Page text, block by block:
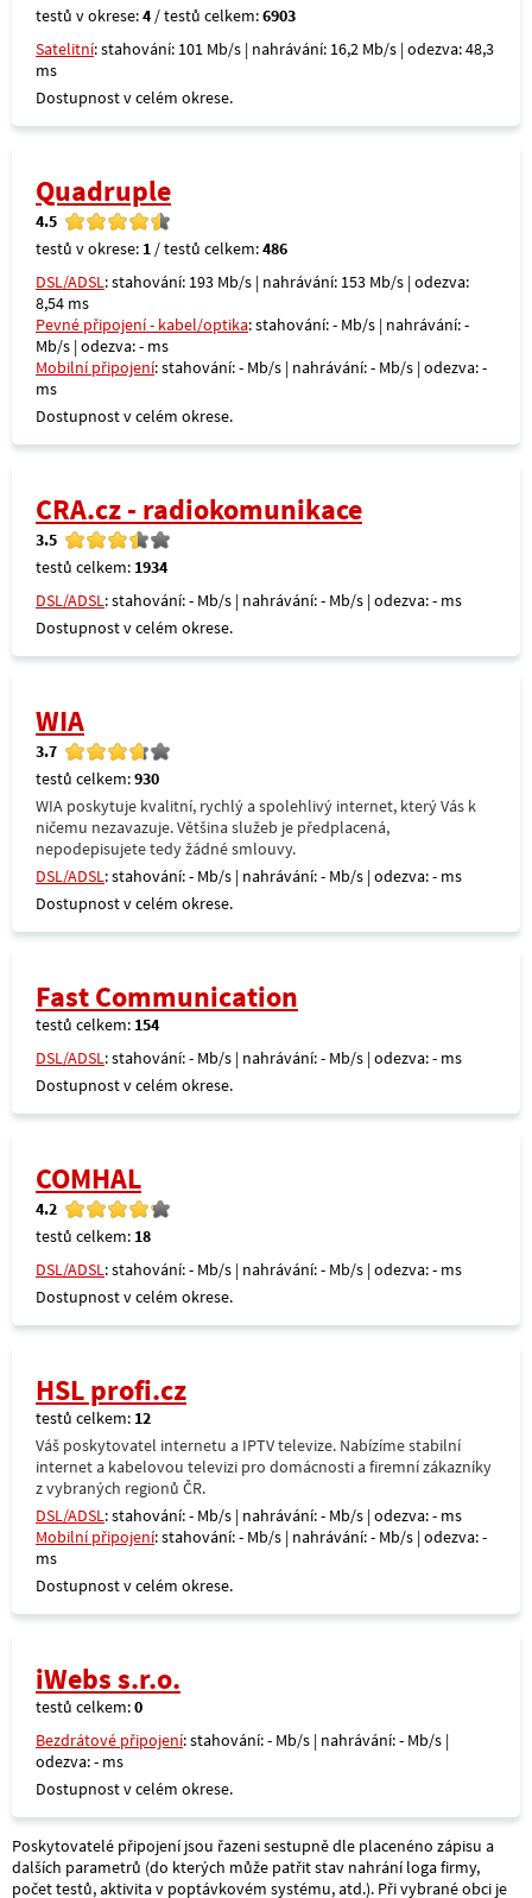
testů v okrese:4 / testů celkem:6903
Satelitní: stahování: 101 Mb/s | nahrávání: 16,2 Mb/s | odezva: 48,3
ms
Dostupnost v celém okrese.
Quadruple
4.5
testů v okrese: 1 / testů celkem:486
DSL/ADSL: stahování: 193 Mb/s | nahrávání: 153 Mb/s | odezva:
8,54 ms
Pevné připojení - kabel/optika: stahování: - Mb/s | nahrávání: -
Mb/s | odezva: - ms
Mobilní připojení: stahování: - Mb/s | nahrávání: - Mb/s | odezva: -
ms
Dostupnost v celém okrese.
CRA.cz - radiokomunikace
3.5
testů celkem: 1934
DSL/ADSL: stahování: - Mb/s | nahrávání: - Mb/s | odezva: - ms
Dostupnost v celém okrese.
WIA
3.7
testů celkem:930
WIA poskytuje kvalitní, rychlý a spolehlivý internet, který Vás k
ničemu nezavazuje. Většina služeb je předplacená,
nepodepisujete tedy žádné smlouvy.
DSL/ADSL: stahování: - Mb/s | nahrávání: - Mb/s | odezva: - ms
Dostupnost v celém okrese.
Fast Communication
testů celkem: 154
DSL/ADSL: stahování: - Mb/s | nahrávání: - Mb/s | odezva: - ms
Dostupnost v celém okrese.
COMHAL
4.2
testů celkem: 18
DSL/ADSL: stahování: - Mb/s | nahrávání: - Mb/s | odezva: - ms
Dostupnost v celém okrese.
HSL profi.cz
testů celkem: 12
Váš poskytovatel internetu a IPTV televize. Nabízíme stabilní
internet a kabelovou televizi pro domácnosti a firemní zákazníky
z vybraných regionů ČR.
DSL/ADSL: stahování: - Mb/s | nahrávání: - Mb/s | odezva: - ms
Mobilní připojení: stahování: - Mb/s | nahrávání: - Mb/s | odezva: -
ms
Dostupnost v celém okrese.
iWebs s.r.o.
testů celkem:0
Bezdrátové připojení: stahování: - Mb/s | nahrávání: - Mb/s |
odezva: - ms
Dostupnost v celém okrese.
Poskytovatelé připojení jsou řazeni sestupně dle placenéno zápisu a
dalších parametrů (do kterých může patřit stav nahrání loga firmy,
počet testů, aktivita v poptávkovém systému, atd.). Při vybrané obci je